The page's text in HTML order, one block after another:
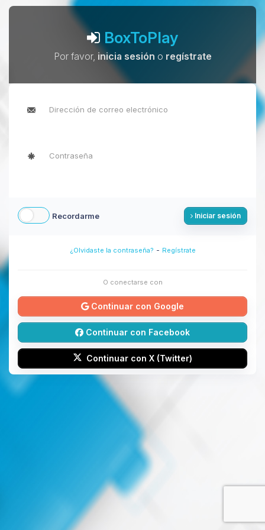
BoxToPlay
Por favor, inicia sesión o regístrate
Recordarme Iniciar sesión
¿Olvidaste la contraseña? - Regístrate
O conectarse con
Continuar con Google
Continuar con Facebook
Continuar con X (Twitter)